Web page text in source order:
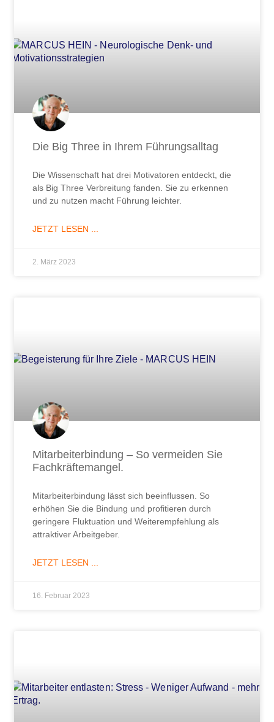
Die Big Three in Ihrem Führungsalltag
Die Wissenschaft hat drei Motivatoren entdeckt, die
als Big Three Verbreitung fanden. Sie zu erkennen
und zu nutzen macht Führung leichter.
JETZT LESEN ...
2. März 2023
Mitarbeiterbindung – So vermeiden Sie
Fachkräftemangel.
Mitarbeiterbindung lässt sich beeinflussen. So
erhöhen Sie die Bindung und profitieren durch
geringere Fluktuation und Weiterempfehlung als
attraktiver Arbeitgeber.
JETZT LESEN ...
16. Februar 2023